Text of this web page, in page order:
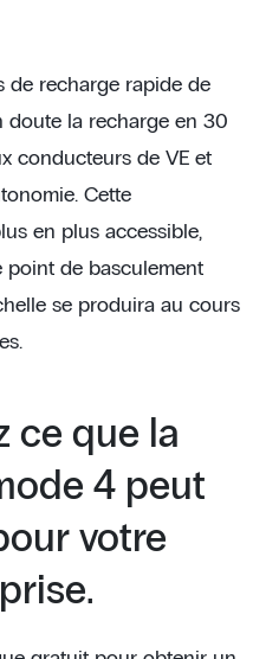
de recharge rapide de
doute la recharge en 30
conducteurs de VE et
Cette
en plus accessible,
point de basculement
se produira au cours
ce que la
4 peut
votre